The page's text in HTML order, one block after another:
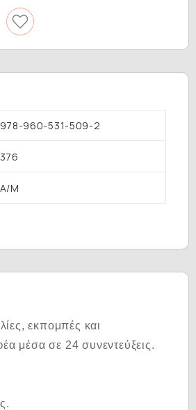
978-960-531-509-2
376
Α/Μ
εκπομπές και
μέσα σε 24 συνεντεύξεις.